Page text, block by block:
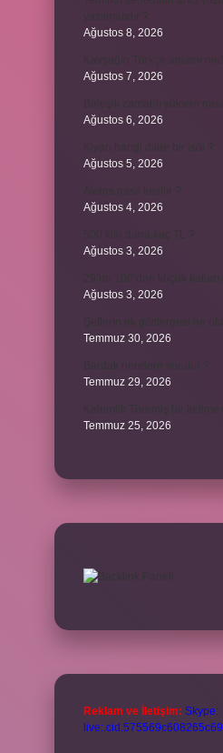
Ağustos 8, 2026
Ağustos 7, 2026
Ağustos 6, 2026
Ağustos 5, 2026
Ağustos 4, 2026
Ağustos 3, 2026
Ağustos 3, 2026
Temmuz 30, 2026
Temmuz 29, 2026
Temmuz 25, 2026
Reklam ve İletişim: Skype:
live:.cid.575569c608265c69